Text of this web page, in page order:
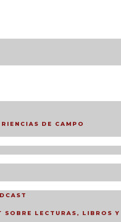
DE CAMPO
SOBRE LECTURAS, LIBROS